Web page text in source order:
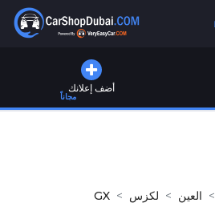
أضف إعلانك
مجاناً
العين لكزس GX